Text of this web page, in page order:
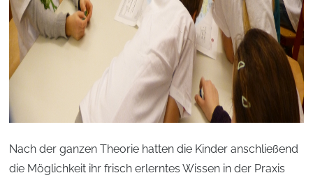
Nach der ganzen Theorie hatten die Kinder anschließend
die Möglichkeit ihr frisch erlerntes Wissen in der Praxis